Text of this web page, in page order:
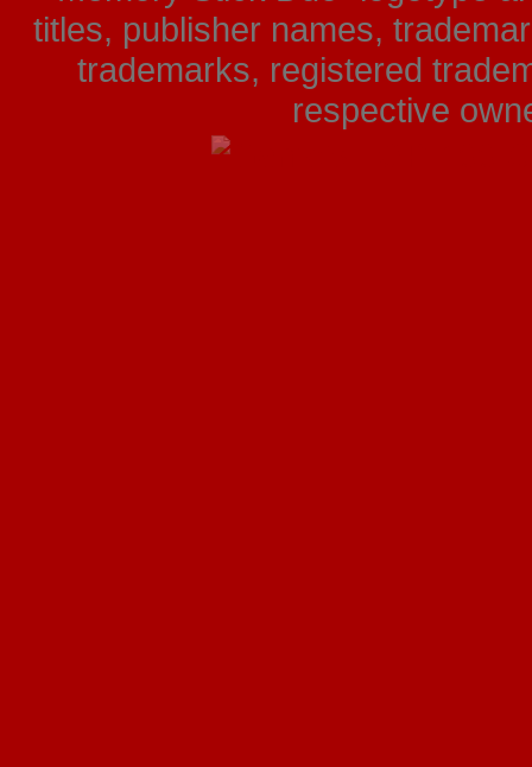
titles, publisher names,
trademarks, registered
respective